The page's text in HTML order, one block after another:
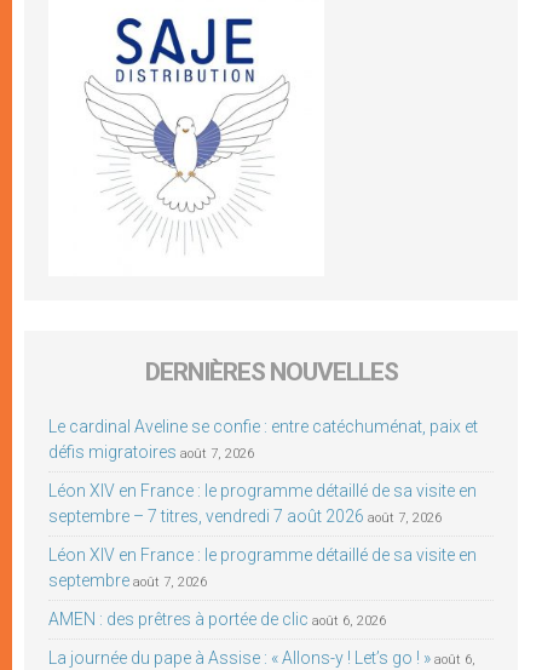
DERNIÈRES NOUVELLES
Le cardinal Aveline se confie : entre catéchuménat, paix et
défis migratoires août 7, 2026
Léon XIV en France : le programme détaillé de sa visite en
septembre – 7 titres, vendredi 7 août 2026 août 7, 2026
Léon XIV en France : le programme détaillé de sa visite en
septembre août 7, 2026
AMEN : des prêtres à portée de clic août 6, 2026
La journée du pape à Assise : « Allons-y ! Let’s go ! » août 6,